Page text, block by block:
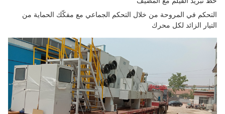
التحكم في المروحة من خلال التحكم الجماعي مع مفكّك الحماية من
التيار الزائد لكل محرك